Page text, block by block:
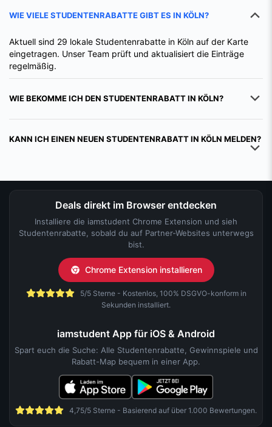
WIE VIELE STUDENTENRABATTE GIBT ES IN KÖLN?
Aktuell sind 29 lokale Studentenrabatte in Köln auf der Karte
eingetragen. Unser Team prüft und aktualisiert die Einträge
regelmäßig.
WIE BEKOMME ICH DEN STUDENTENRABATT IN KÖLN?
KANN ICH EINEN NEUEN STUDENTENRABATT IN KÖLN MELDEN?
Deals direkt im Browser entdecken
Installiere die iamstudent Chrome Extension und sieh
Studentenrabatte, sobald du auf Partner-Websites unterwegs
bist.
Chrome Extension installieren
5/5 Sterne - Kostenlos, 100% DSGVO-konform in
Sekunden installiert.
iamstudent App für iOS & Android
Spart euch die Suche: Alle Studentenrabatte, Gewinnspiele und
Rabatt-Map bequem in einer App.
4,75/5 Sterne - Basierend auf über 1.000 Bewertungen.